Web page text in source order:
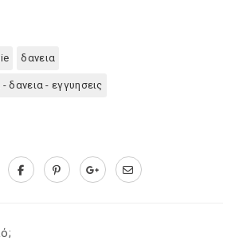
δανεια
δανεια - εγγυησεις